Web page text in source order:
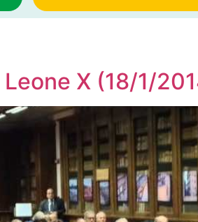
X (18/1/